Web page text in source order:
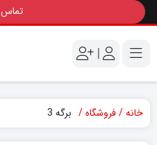
تماس
|
خانه فروشگاه برگه 3